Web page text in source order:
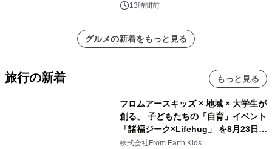
13時間前
グルメの新着をもっと見る
旅行の新着 もっと見る
フロムアースキッズ × 地域 × 大学生が
創る、 子どもたちの「自育」イベント
「諸福ジーク×Lifehug」 を8月23日
(日)開催
株式会社From Earth Kids